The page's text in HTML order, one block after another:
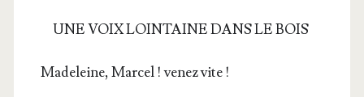
UNE VOIX LOINTAINE DANS LE BOIS
Made­leine, Mar­cel ! venez vite !